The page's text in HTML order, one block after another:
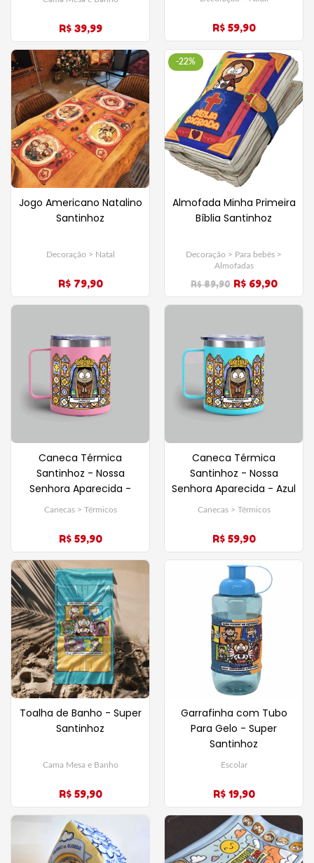
R$ 39,99 R$ 59,90
Jogo Americano Natalino
Santinhoz
Decoração > Natal
R$ 79,90
-22%
Almofada Minha Primeira
Bíblia Santinhoz
Decoração > Para bebês >
Almofadas
R$ 89,90 R$ 69,90
Caneca Térmica
Santinhoz - Nossa
Senhora Aparecida -
Rosa
Canecas > Térmicos
R$ 59,90
Caneca Térmica
Santinhoz - Nossa
Senhora Aparecida - Azul
Canecas > Térmicos
R$ 59,90
Toalha de Banho - Super
Santinhoz
Cama Mesa e Banho
R$ 59,90
Garrafinha com Tubo
Para Gelo - Super
Santinhoz
Escolar
R$ 19,90